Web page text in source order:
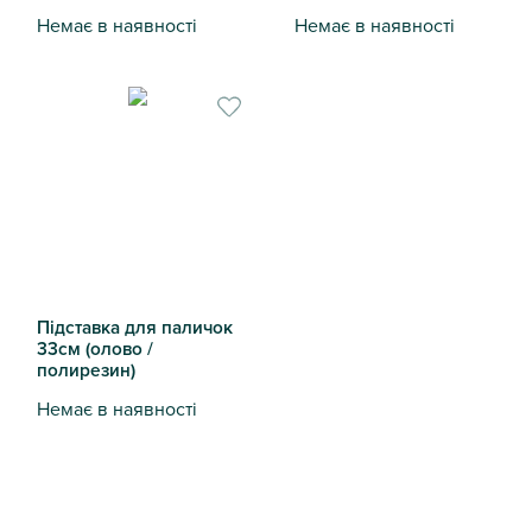
Немає в наявності
Немає в наявності
Підставка для паличок
33см (олово /
полирезин)
Немає в наявності